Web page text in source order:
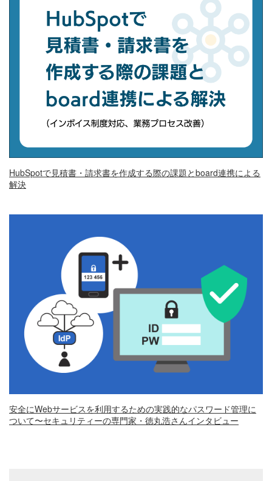
HubSpotで見積書・請求書を作成する際の課題とboard連携による
解決
安全にWebサービスを利用するための実践的なパスワード管理に
ついて〜セキュリティーの専門家・徳丸浩さんインタビュー